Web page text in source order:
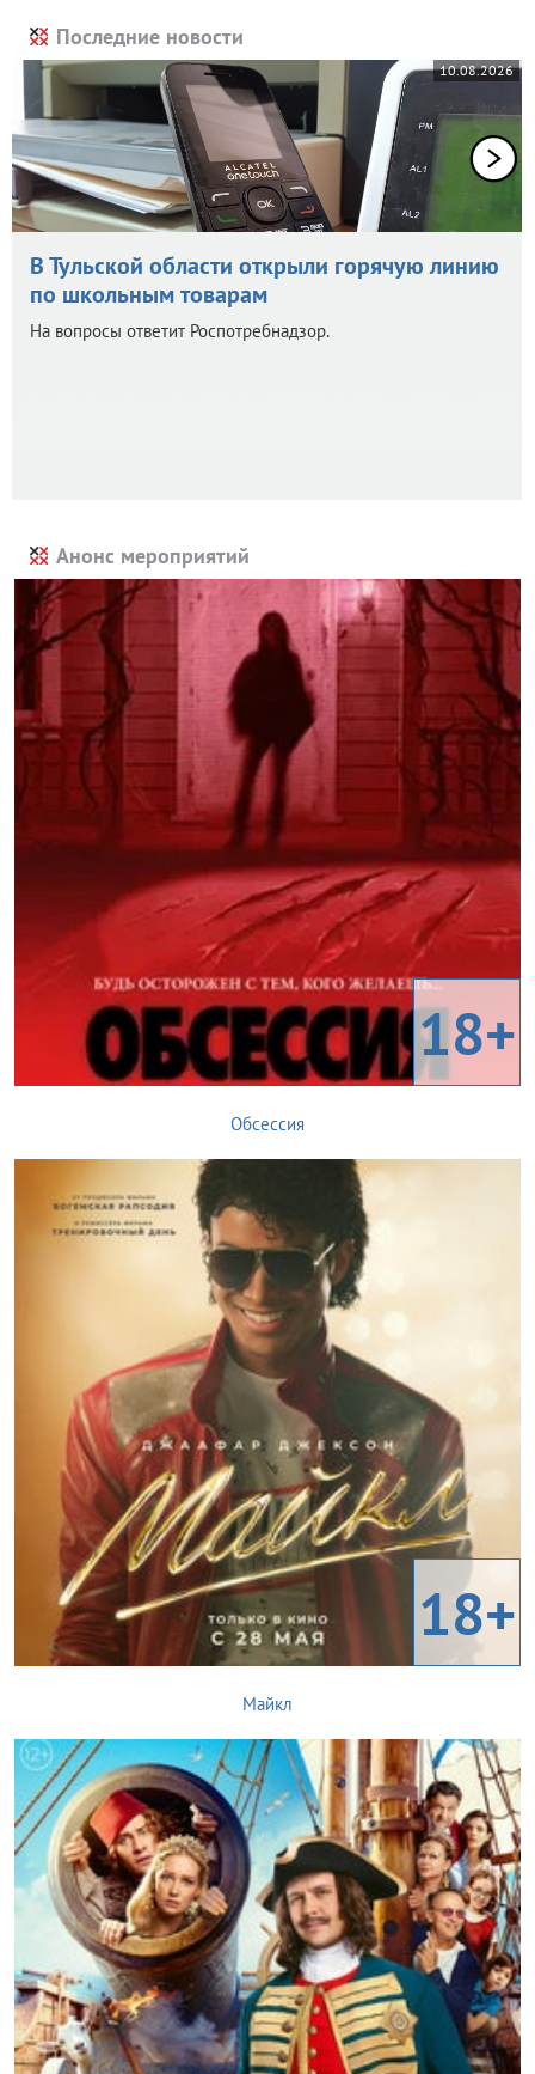
Последние новости
10.08.2026
В Тульской области открыли горячую линию
по школьным товарам
На вопросы ответит Роспотребнадзор.
Анонс мероприятий
18+
Обсессия
18+
Майкл